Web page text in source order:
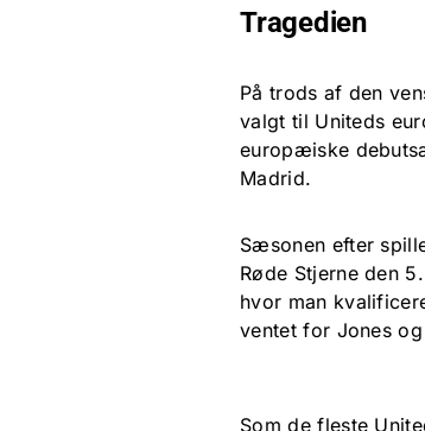
Tragedien
På trods af den
valgt til Uniteds
europæiske
Madrid.
Sæsonen efter
Røde Stjerne den
hvor man
ventet for Jones
Som de fleste